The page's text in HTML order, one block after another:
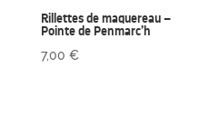
Rillettes de maquereau –
Pointe de Penmarc’h
7,00 €